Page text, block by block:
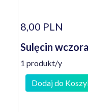
8,00 PLN
Sulęcin
1 produkt/y
Dodaj do